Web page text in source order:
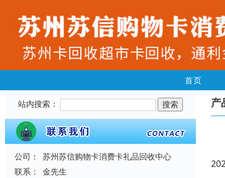
首页
站内搜索：
公司：
苏州苏信购物卡消费卡礼品回收中心
联系：
金先生
产